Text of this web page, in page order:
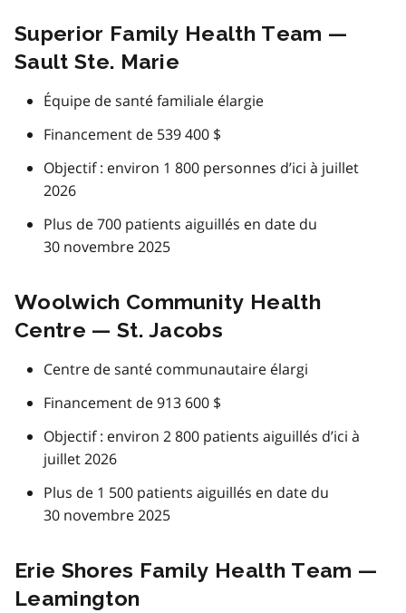
Superior Family Health Team —
Sault Ste. Marie
Équipe de santé familiale élargie
Financement de 539 400 $
Objectif : environ 1 800 personnes d’ici à juillet
2026
Plus de 700 patients aiguillés en date du
30 novembre 2025
Woolwich Community Health
Centre — St. Jacobs
Centre de santé communautaire élargi
Financement de 913 600 $
Objectif : environ 2 800 patients aiguillés d’ici à
juillet 2026
Plus de 1 500 patients aiguillés en date du
30 novembre 2025
Erie Shores Family Health Team —
Leamington